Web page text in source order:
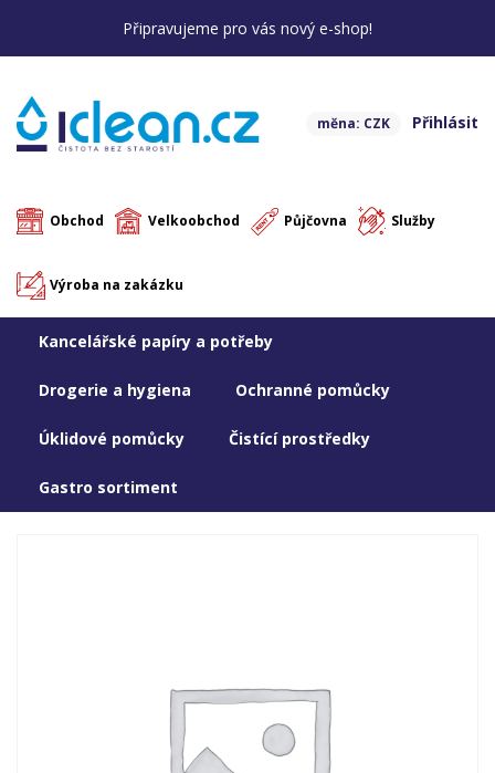
Připravujeme pro vás nový e-shop!
Přihlásit
měna: CZK
Obchod Velkoobchod Půjčovna Služby
Výroba na zakázku
Kancelářské papíry a potřeby
Drogerie a hygiena Ochranné pomůcky
Úklidové pomůcky Čistící prostředky
Gastro sortiment